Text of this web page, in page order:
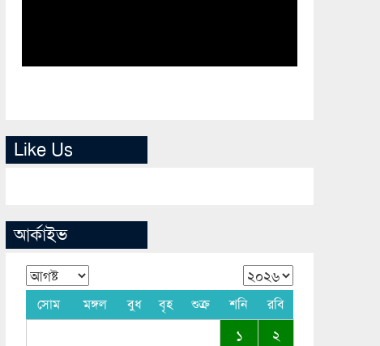
Like Us
আর্কাইভ
সোম মঙ্গল বুধ বৃহ শুক্র শনি রবি
১
২